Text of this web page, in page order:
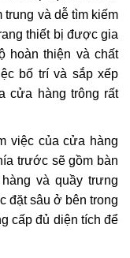
trung và dễ tìm kiếm
thiết bị được gia
hoàn thiện và chất
bố trí và sắp xếp
cửa hàng trông rất
việc của cửa hàng
trước sẽ gồm bàn
và quầy trưng
đặt sâu ở bên trong
cấp đủ diện tích để